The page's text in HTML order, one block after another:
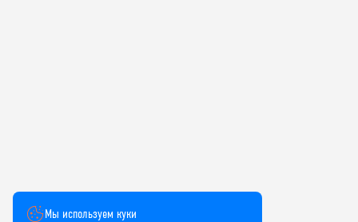
Мы используем куки